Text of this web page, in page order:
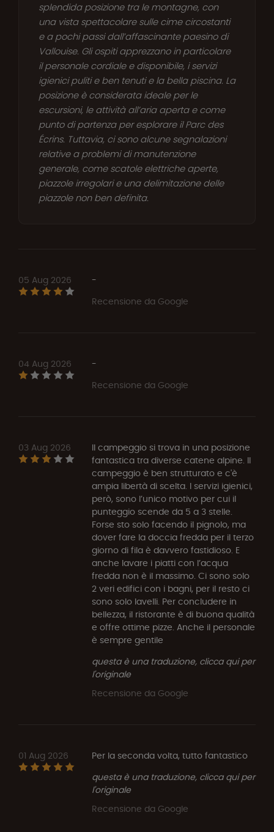
splendida posizione tra le montagne, con
una vista spettacolare sulle cime circostanti
e a pochi passi dall’affascinante paesino di
Vallouise. Gli ospiti apprezzano in particolare
il personale cordiale e disponibile, i servizi
igienici puliti e ben tenuti e la bella piscina. La
posizione è considerata ideale per le
escursioni, le attività all’aria aperta e come
punto di partenza per esplorare il Parc des
Écrins. Tuttavia, ci sono alcune segnalazioni
relative a problemi di manutenzione
generale, come scatole elettriche aperte,
piazzole irregolari e una delimitazione delle
piazzole non ben definita.
05 Aug 2026
-
Recensione da Google
04 Aug 2026
-
Recensione da Google
03 Aug 2026
Il campeggio si trova in una posizione
fantastica tra diverse catene alpine. Il
campeggio è ben strutturato e c'è
ampia libertà di scelta. I servizi igienici,
però, sono l’unico motivo per cui il
punteggio scende da 5 a 3 stelle.
Forse sto solo facendo il pignolo, ma
dover fare la doccia fredda per il terzo
giorno di fila è davvero fastidioso. E
anche lavare i piatti con l’acqua
fredda non è il massimo. Ci sono solo
2 veri edifici con i bagni, per il resto ci
sono solo lavelli. Per concludere in
bellezza, il ristorante è di buona qualità
e offre ottime pizze. Anche il personale
è sempre gentile
questa è una traduzione, clicca qui per
l'originale
Recensione da Google
01 Aug 2026
Per la seconda volta, tutto fantastico
questa è una traduzione, clicca qui per
l'originale
Recensione da Google